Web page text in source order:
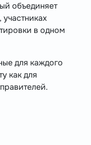
объединяет
в одном
для каждого
как для